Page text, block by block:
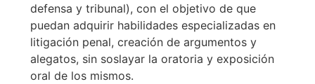
defensa y tribunal), con el objetivo de que
puedan adquirir habilidades especializadas en
litigación penal, creación de argumentos y
alegatos, sin soslayar la oratoria y exposición
oral de los mismos.